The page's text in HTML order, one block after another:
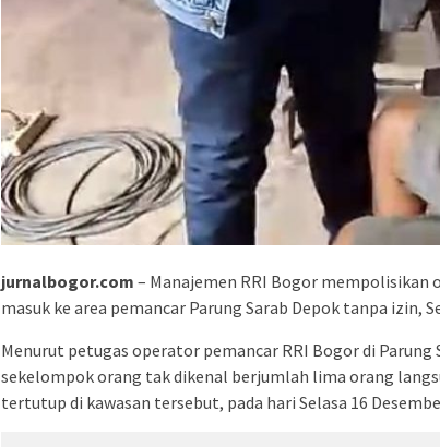
jurnalbogor.com – Manajemen RRI Bogor mempolisikan
masuk ke area pemancar Parung Sarab Depok tanpa izin,
Menurut petugas operator pemancar RRI Bogor di Parung
sekelompok orang tak dikenal berjumlah lima orang
tertutup di kawasan tersebut, pada hari Selasa 16